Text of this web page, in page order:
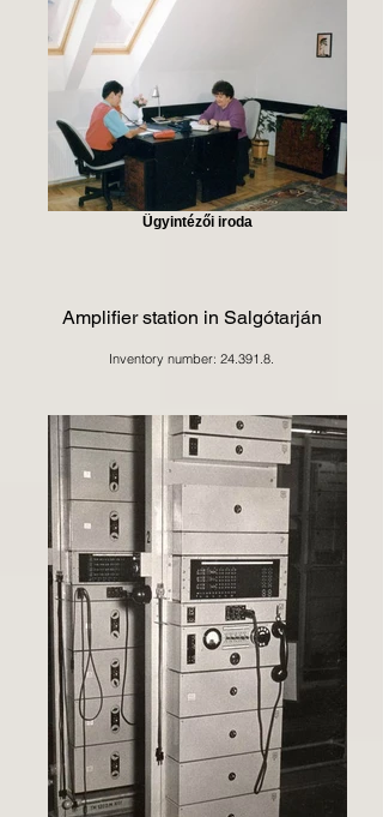
Ügyintézői iroda
Amplifier station in Salgótarján
Inventory number: 24.391.8.